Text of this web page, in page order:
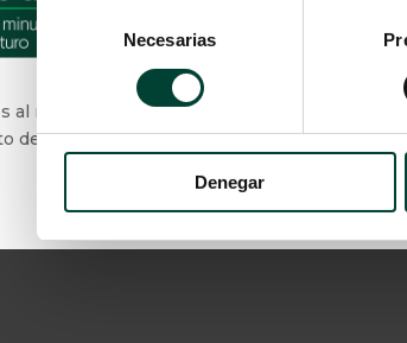
Selección
consentimiento
Necesarias
Denegar
al recién nacido – ¿Qué hacer en
de oro?